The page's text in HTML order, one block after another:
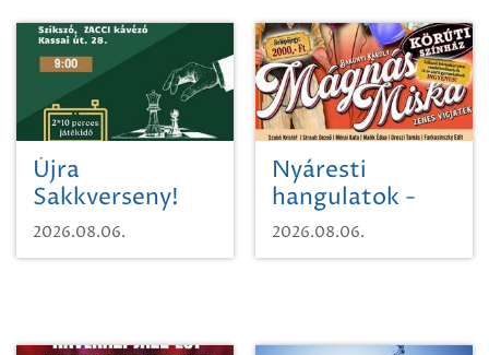
Újra
Sakkverseny!
2026.08.06.
Nyáresti
hangulatok -
Mágnás Miska
2026.08.06.